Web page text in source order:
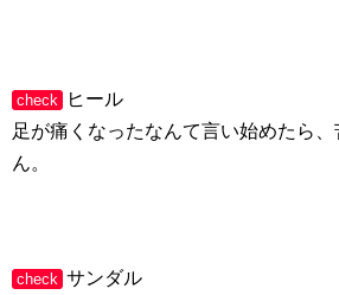
check
ヒール
足が痛くなったなんて言い始めたら
ん。
check サンダル